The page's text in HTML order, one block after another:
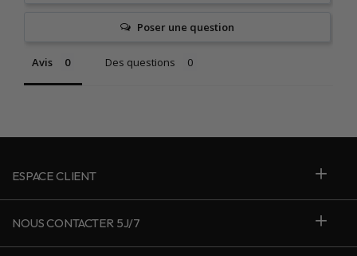
Poser une question
Avis Des questions
ESPACE CLIENT
NOUS CONTACTER 5J/7